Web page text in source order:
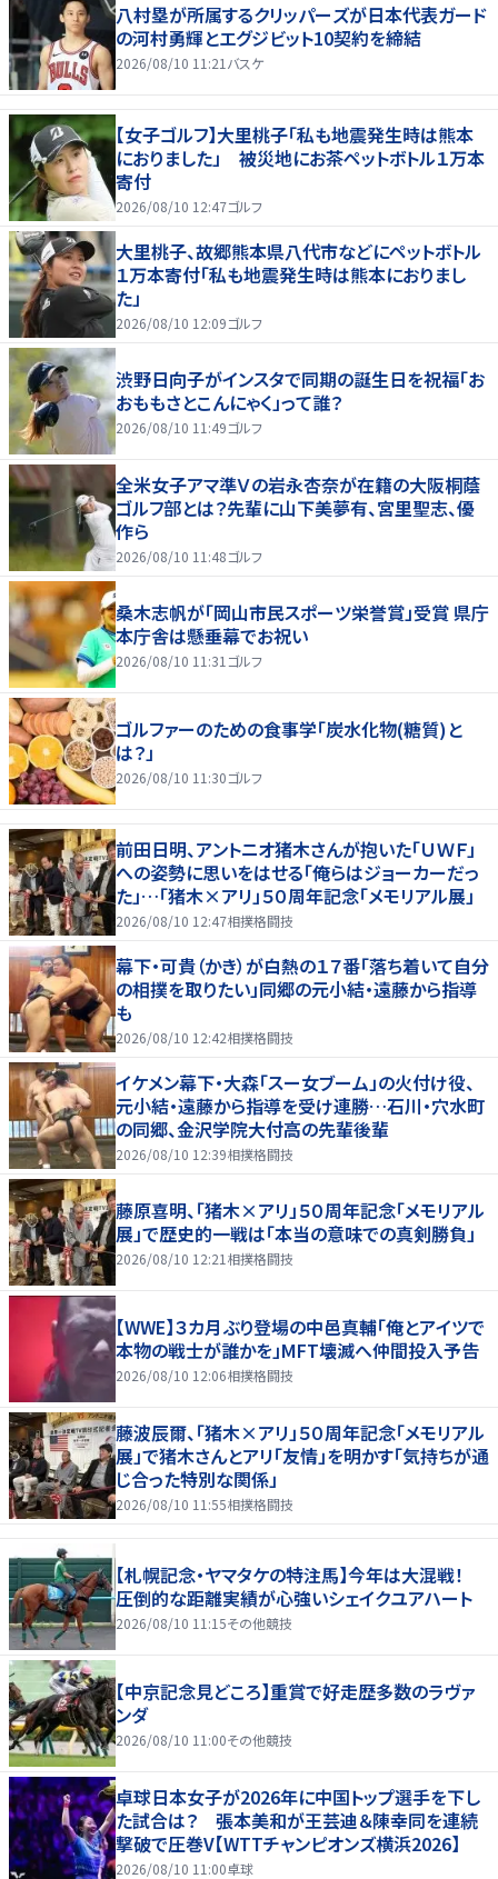
八村塁が所属するクリッパーズが日本代表ガード
の河村勇輝とエグジビット10契約を締結
2026/08/10 11:21 バスケ
【女子ゴルフ】大里桃子「私も地震発生時は熊本
におりました」 被災地にお茶ペットボトル１万本
寄付
2026/08/10 12:47ゴルフ
大里桃子、故郷熊本県八代市などにペットボトル
１万本寄付「私も地震発生時は熊本におりまし
た」
2026/08/10 12:09ゴルフ
渋野日向子がインスタで同期の誕生日を祝福「お
おももさとこんにゃく」って誰？
2026/08/10 11:49ゴルフ
全米女子アマ準Ｖの岩永杏奈が在籍の大阪桐蔭
ゴルフ部とは？先輩に山下美夢有、宮里聖志、優
作ら
2026/08/10 11:48ゴルフ
桑木志帆が「岡山市民スポーツ栄誉賞」受賞 県庁
本庁舎は懸垂幕でお祝い
2026/08/10 11:31 ゴルフ
ゴルファーのための食事学「炭水化物(糖質)と
は？」
2026/08/10 11:30ゴルフ
前田日明、アントニオ猪木さんが抱いた「ＵＷＦ」
への姿勢に思いをはせる「俺らはジョーカーだっ
た」…「猪木×アリ」５０周年記念「メモリアル展」
2026/08/10 12:47相撲格闘技
幕下・可貴（かき）が白熱の１７番「落ち着いて自分
の相撲を取りたい」同郷の元小結・遠藤から指導
も
2026/08/10 12:42相撲格闘技
イケメン幕下・大森「スー女ブーム」の火付け役、
元小結・遠藤から指導を受け連勝…石川・穴水町
の同郷、金沢学院大付高の先輩後輩
2026/08/10 12:39相撲格闘技
藤原喜明、「猪木×アリ」５０周年記念「メモリアル
展」で歴史的一戦は「本当の意味での真剣勝負」
2026/08/10 12:21 相撲格闘技
【WWE】３カ月ぶり登場の中邑真輔「俺とアイツで
本物の戦士が誰かを」MFT壊滅へ仲間投入予告
2026/08/10 12:06相撲格闘技
藤波辰爾、「猪木×アリ」５０周年記念「メモリアル
展」で猪木さんとアリ「友情」を明かす「気持ちが通
じ合った特別な関係」
2026/08/10 11:55相撲格闘技
【札幌記念・ヤマタケの特注馬】今年は大混戦！
圧倒的な距離実績が心強いシェイクユアハート
2026/08/10 11:15その他競技
【中京記念見どころ】重賞で好走歴多数のラヴァ
ンダ
2026/08/10 11:00その他競技
卓球日本女子が2026年に中国トップ選手を下し
た試合は？ 張本美和が王芸迪＆陳幸同を連続
撃破で圧巻V【WTTチャンピオンズ横浜2026】
2026/08/10 11:00卓球